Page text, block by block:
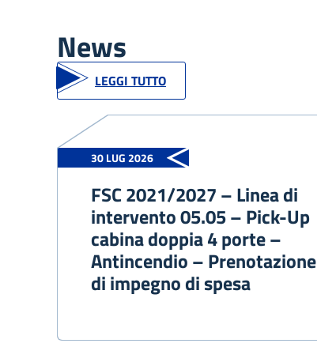
News
LEGGI TUTTO
30 LUG 2026
FSC 2021/2027 – Linea di
intervento 05.05 – Pick-Up
cabina doppia 4 porte –
Antincendio – Prenotazione
di impegno di spesa